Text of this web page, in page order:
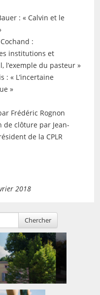
: « Calvin et le
:
institutions et
l’exemple du pasteur »
: « L’incertaine
»
Frédéric Rognon
de clôture par Jean-
de la CPLR
2018
Chercher